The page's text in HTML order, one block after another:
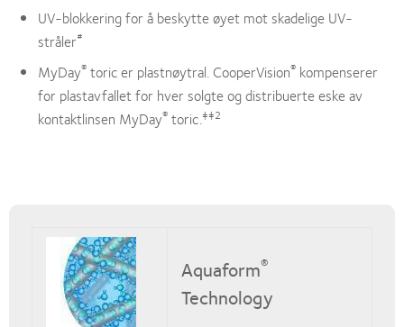
UV-blokkering for å beskytte øyet mot skadelige UV-
stråler#
MyDay® toric er plastnøytral. CooperVision® kompenserer
for plastavfallet for hver solgte og distribuerte eske av
kontaktlinsen MyDay® toric.‡‡2
Aquaform®
Technology